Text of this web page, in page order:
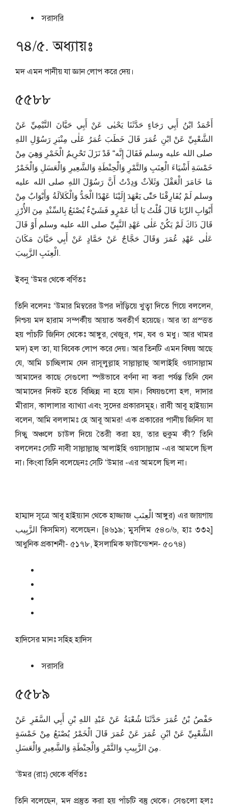
সরাসরি
৭৪/৫. অধ্যায়ঃ
মদ এমন পানীয় যা জ্ঞান লোপ করে দেয়।
৫৫৮৮
أَحْمَدُ ابْنُ أَبِي رَجَاءٍ حَدَّثَنَا يَحْيٰى عَنْ أَبِي حَيَّانَ التَّيْمِيِّ عَنْ
الشَّعْبِيِّ عَنْ ابْنِ عُمَرَ قَالَ خَطَبَ عُمَرُ عَلٰى مِنْبَرِ رَسُوْلِ اللهِ
صلى الله عليه وسلم فَقَالَ إِنَّه“ قَدْ نَزَلَ تَحْرِيمُ الْخَمْرِ وَهِيَ مِنْ
خَمْسَةِ أَشْيَاءَ الْعِنَبِ وَالتَّمْرِ وَالْحِنْطَةِ وَالشَّعِيرِ وَالْعَسَلِ وَالْخَمْرُ
مَا خَامَرَ الْعَقْلَ وَثَلاَثٌ وَدِدْتُ أَنَّ رَسُوْلَ اللهِ صلى الله عليه
وسلم لَمْ يُفَارِقْنَا حَتّٰى يَعْهَدَ إِلَيْنَا عَهْدًا الْجَدُّ وَالْكَلاَلَةُ وَأَبْوَابٌ مِنْ
أَبْوَابِ الرِّبَا قَالَ قُلْتُ يَا أَبَا عَمْرٍو فَشَيْءٌ يُصْنَعُ بِالسِّنْدِ مِنَ الأُرْزِ
قَالَ ذَاكَ لَمْ يَكُنْ عَلٰى عَهْدِ النَّبِيِّ صلى الله عليه وسلم أَوْ قَالَ
عَلٰى عَهْدِ عُمَرَ وَقَالَ حَجَّاجٌ عَنْ حَمَّادٍ عَنْ أَبِي حَيَّانَ مَكَانَ
الْعِنَبِ الزَّبِيبَ.
ইবনু ‘উমর থেকে বর্ণিতঃ
তিনি বলেনঃ ‘উমার মিম্বরের উপর দাঁড়িয়ে খুত্বা দিতে গিয়ে বললেন,
নিশ্চয় মদ হারাম সম্পর্কীয় আয়াত অবতীর্ণ হয়েছে। আর তা প্রস্ত্তত
হয় পাঁচটি জিনিস থেকেঃ আঙ্গুর, খেজুর, গম, যব ও মধু। আর খামর
মদ) হল তা, যা বিবেক লোপ করে দেয়। আর তিনটি এমন বিষয় আছে
যে, আমি চাচ্ছিলাম যেন রাসূলুল্লাহ সাল্লাল্লাহু আলাইহি ওয়াসাল্লাম
আমাদের কাছে সেগুলো স্পষ্টভাবে বর্ণনা না করা পর্যন্ত তিনি যেন
আমাদের নিকট হতে বিচ্ছিন্ন না হয়ে যান। বিষয়গুলো হল, দাদার
মীরাস, কালালার ব্যাখ্যা এবং সুদের প্রকারসমূহ। রাবী আবূ হাইয়্যান
বলেন, আমি বললামঃ হে আবূ আমর! এক প্রকারের পানীয় জিনিস যা
সিন্ধু অঞ্চলে চাউল দিয়ে তৈরী করা হয়, তার হুকুম কী? তিনি
বললেনঃ সেটি নাবী সাল্লাল্লাহু আলাইহি ওয়াসাল্লাম -এর আমলে ছিল
না। কিংবা তিনি বলেছেনঃ সেটি ‘উমার -এর আমলে ছিল না।
হাম্মাদ সূত্রে আবূ হাইয়্যান থেকে হাজ্জাজ الْعِنَبِ আঙ্গুর) এর জায়গায়
الزَّبِيب কিসমিস) বলেছেন। [৪৬১৯; মুসলিম ৫৪০/৬, হাঃ ৩৩২]
আধুনিক প্রকাশনী- ৫১৭৮, ইসলামিক ফাউন্ডেশন- ৫০৭৪)
হাদিসের মানঃসহিহ হাদিস
সরাসরি
৫৫৮৯
حَفْصُ بْنُ عُمَرَ حَدَّثَنَا شُعْبَةُ عَنْ عَبْدِ اللهِ بْنِ أَبِي السَّفَرِ عَنْ
الشَّعْبِيِّ عَنْ ابْنِ عُمَرَ عَنْ عُمَرَ قَالَ الْخَمْرُ يُصْنَعُ مِنْ خَمْسَةٍ
مِنَ الزَّبِيبِ وَالتَّمْرِ وَالْحِنْطَةِ وَالشَّعِيرِ وَالْعَسَلِ.
‘উমর (রাঃ) থেকে বর্ণিতঃ
তিনি বলেছেন, মদ প্রস্তুত করা হয় পাঁচটি বস্তু থেকে। সেগুলো হলঃ